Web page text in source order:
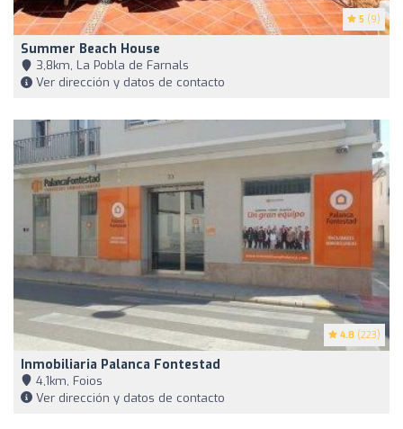
5 (9)
Summer Beach House
3,8km, La Pobla de Farnals
Ver dirección y datos de contacto
4.8 (223)
Inmobiliaria Palanca Fontestad
4,1km, Foios
Ver dirección y datos de contacto